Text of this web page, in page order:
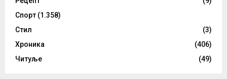
Спорт (1.358)
Стил
(3)
Хроника
(406)
Читуље
(49)